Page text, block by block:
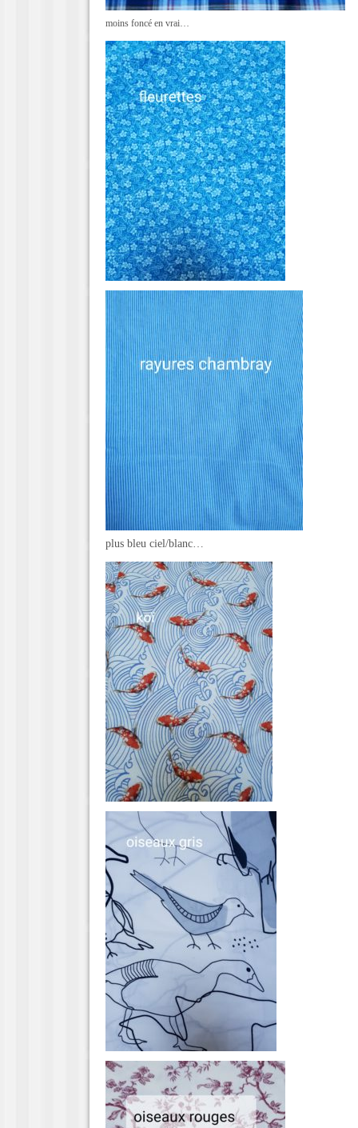
moins foncé en vrai…
plus bleu ciel/blanc…